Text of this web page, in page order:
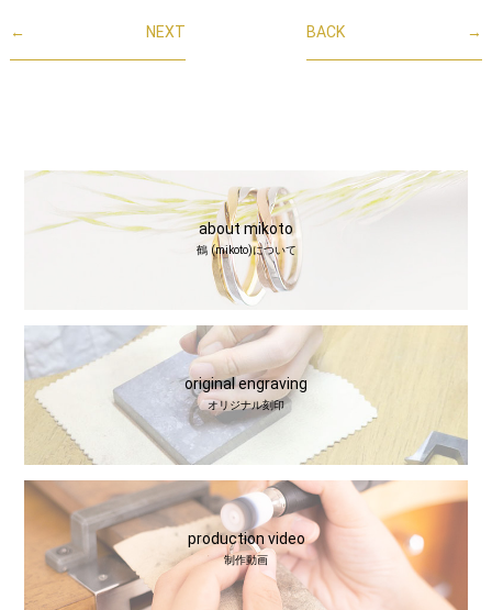
← NEXT →
BACK
about mikoto
鶴 (mikoto)について
original engraving
オリジナル刻印
production video
制作動画